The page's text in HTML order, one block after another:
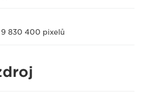
830 400 pixelů